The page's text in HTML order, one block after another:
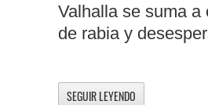
Valhalla se suma a
de rabia y
SEGUIR LEYENDO